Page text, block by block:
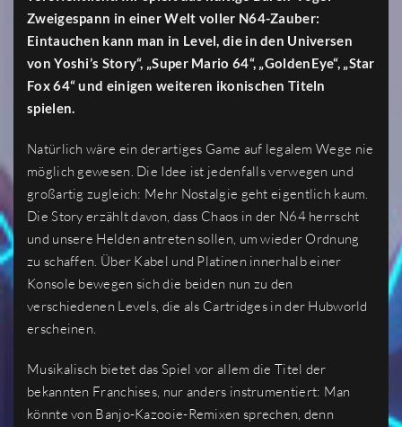
Zweigespann in einer Welt voller N64-Zauber:
Eintauchen kann man in Level, die in den Universen
von Yoshi’s Story“, „Super Mario 64“, „GoldenEye“, „Star
Fox 64“ und einigen weiteren ikonischen Titeln
spielen.
Natürlich wäre ein derartiges Game auf legalem Wege nie
möglich gewesen. Die Idee ist jedenfalls verwegen und
großartig zugleich: Mehr Nostalgie geht eigentlich kaum.
Die Story erzählt davon, dass Chaos in der N64 herrscht
und unsere Helden antreten sollen, um wieder Ordnung
zu schaffen. Über Kabel und Platinen innerhalb einer
Konsole bewegen sich die beiden nun zu den
verschiedenen Levels, die als Cartridges in der Hubworld
erscheinen.
Musikalisch bietet das Spiel vor allem die Titel der
bekannten Franchises, nur anders instrumentiert: Man
könnte von Banjo-Kazooie-Remixen sprechen, denn